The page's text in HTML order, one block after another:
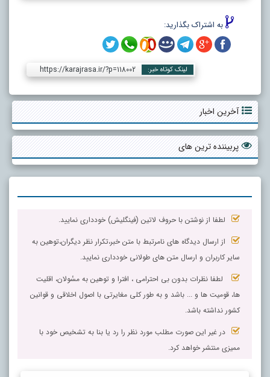
به اشتراک بگذارید:
لینک کوتاه خبر: https://karajrasa.ir/?p=118002
آخرین اخبار
پربیننده ترین های
لطفا از نوشتن با حروف لاتین (فینگلیش) خودداری نمایید.
از ارسال دیدگاه های نامرتبط با متن خبر،تکرار نظر دیگران،توهین به
سایر کاربران و ارسال متن های طولانی خودداری نمایید.
لطفا نظرات بدون بی احترامی ، افترا و توهین به مسٔولان، اقلیت
ها، قومیت ها و ... باشد و به طور کلی مغایرتی با اصول اخلاقی و قوانین
کشور نداشته باشد.
در غیر این صورت مطلب مورد نظر را رد یا بنا به تشخیص خود با
ممیزی منتشر خواهد کرد.